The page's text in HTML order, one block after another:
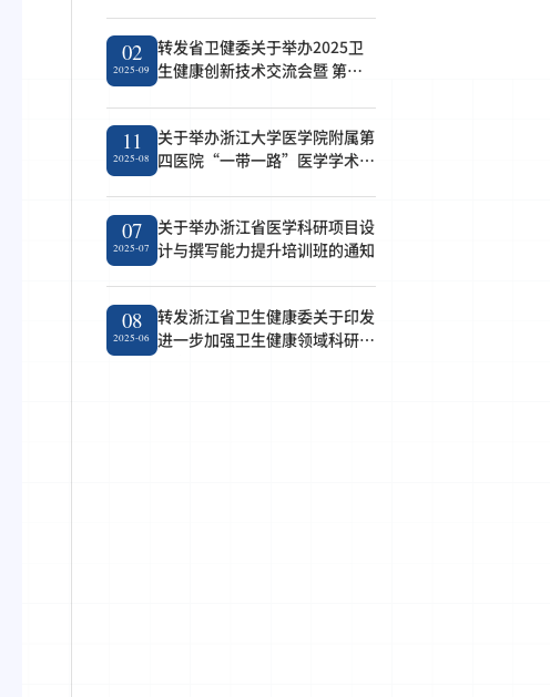
02
2025-09
转发省卫健委关于举办2025卫
生健康创新技术交流会暨 第七
11
2025-08
关于举办浙江大学医学院附属第
四医院“一带一路”医学学术论
07
2025-07
关于举办浙江省医学科研项目设
计与撰写能力提升培训班的通知
08
2025-06
转发浙江省卫生健康委关于印发
进一步加强卫生健康领域科研作